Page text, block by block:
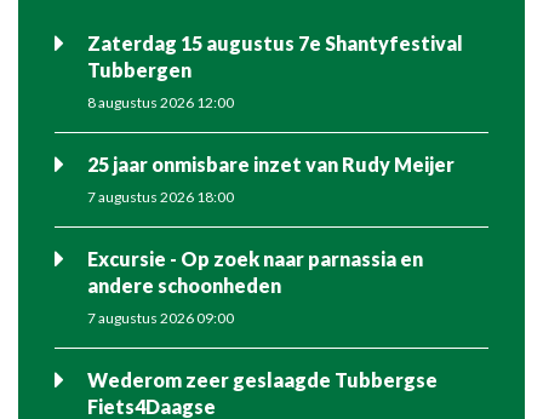
Zaterdag 15 augustus 7e Shantyfestival
Tubbergen
8 augustus 2026 12:00
25 jaar onmisbare inzet van Rudy Meijer
7 augustus 2026 18:00
Excursie - Op zoek naar parnassia en
andere schoonheden
7 augustus 2026 09:00
Wederom zeer geslaagde Tubbergse
Fiets4Daagse